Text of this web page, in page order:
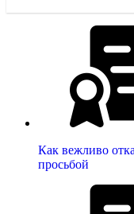
Как вежливо
просьбой